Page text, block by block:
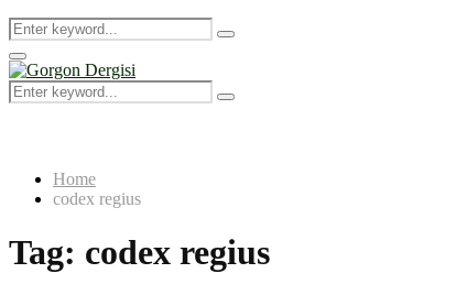
Search
for:
Search
Primary
Menu
Search
for:
Search
Home
codex regius
Tag: codex regius